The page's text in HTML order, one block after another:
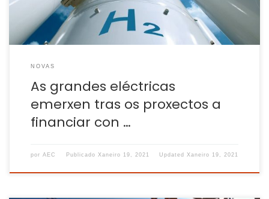
NOVAS
As grandes eléctricas
emerxen tras os proxectos a
financiar con …
por AEC PublicadoXaneiro 19, 2021 UpdatedXaneiro 19, 2021